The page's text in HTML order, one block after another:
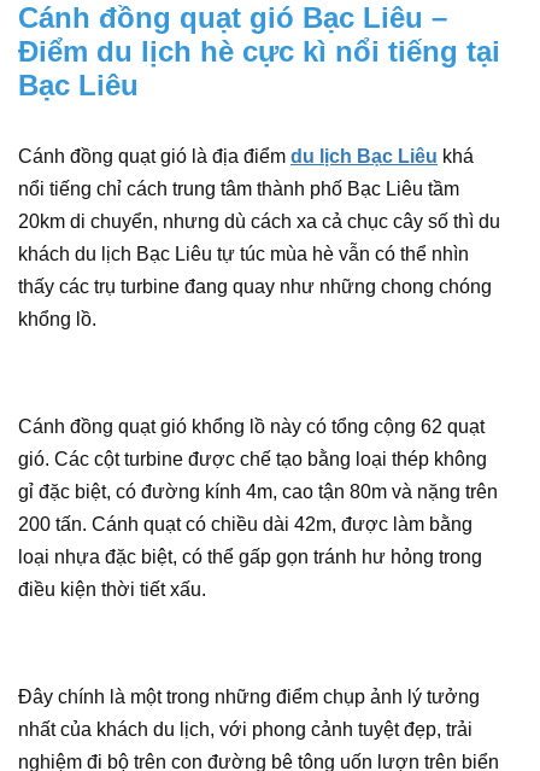
Cánh đồng quạt gió Bạc Liêu –
Điểm du lịch hè cực kì nổi tiếng tại
Bạc Liêu
Cánh đồng quạt gió là địa điểm du lịch Bạc Liêu khá
nổi tiếng chỉ cách trung tâm thành phố Bạc Liêu tầm
20km di chuyển, nhưng dù cách xa cả chục cây số thì du
khách du lịch Bạc Liêu tự túc mùa hè vẫn có thể nhìn
thấy các trụ turbine đang quay như những chong chóng
khổng lồ.
Cánh đồng quạt gió khổng lồ này có tổng cộng 62 quạt
gió. Các cột turbine được chế tạo bằng loại thép không
gỉ đặc biệt, có đường kính 4m, cao tận 80m và nặng trên
200 tấn. Cánh quạt có chiều dài 42m, được làm bằng
loại nhựa đặc biệt, có thể gấp gọn tránh hư hỏng trong
điều kiện thời tiết xấu.
Đây chính là một trong những điểm chụp ảnh lý tưởng
nhất của khách du lịch, với phong cảnh tuyệt đẹp, trải
nghiệm đi bộ trên con đường bê tông uốn lượn trên biển